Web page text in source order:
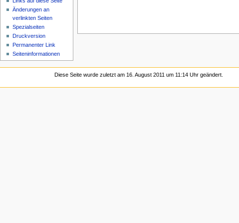
Änderungen an
verlinkten Seiten
Spezialseiten
Druckversion
Permanenter Link
Seiten­informationen
Diese Seite wurde zuletzt am 16. August 2011 um 11:14 Uhr geändert.